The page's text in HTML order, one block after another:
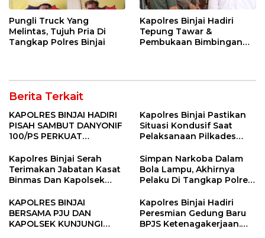
Pungli Truck Yang
Melintas, Tujuh Pria Di
Tangkap Polres Binjai
Kapolres Binjai Hadiri
Tepung Tawar &
Pembukaan Bimbingan
Berita Terkait
KAPOLRES BINJAI HADIRI
PISAH SAMBUT DANYONIF
100/PS PERKUAT
Kapolres Binjai Pastikan
Situasi Kondusif Saat
Pelaksanaan Pilkades
Kapolres Binjai Serah
Terimakan Jabatan Kasat
Binmas Dan Kapolsek
Simpan Narkoba Dalam
Bola Lampu, Akhirnya
Pelaku Di Tangkap Polres
KAPOLRES BINJAI
BERSAMA PJU DAN
KAPOLSEK KUNJUNGI
Kapolres Binjai Hadiri
Peresmian Gedung Baru
BPJS Ketenagakerjaan.